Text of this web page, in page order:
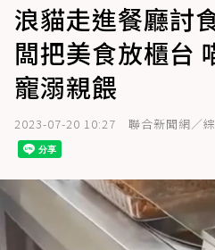
浪貓走進餐廳討
闆把美食放櫃台
寵溺親餵
2023-07-20 10:27 聯合新聞網／